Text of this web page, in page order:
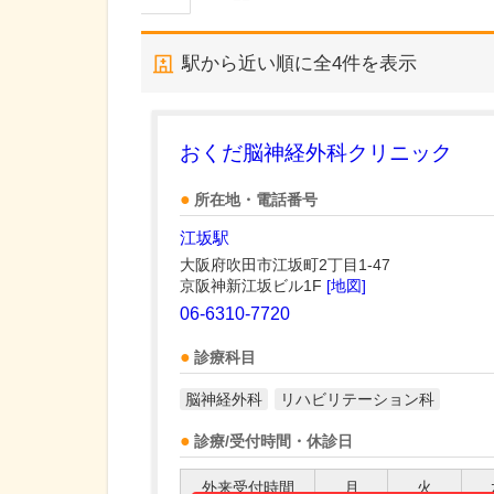
駅から近い順に全4件を表示
おくだ脳神経外科クリニック
所在地・電話番号
江坂駅
大阪府吹田市江坂町2丁目1-47
京阪神新江坂ビル1F [地図]
06-6310-7720
診療科目
脳神経外科 リハビリテーション科
診療/受付時間・休診日
外来受付時間 月 火